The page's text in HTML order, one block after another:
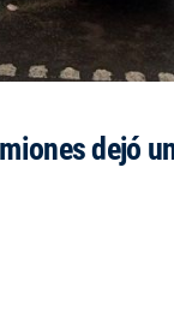
dejó